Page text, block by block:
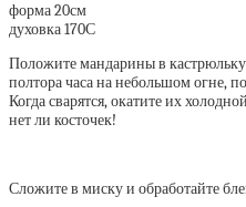
форма 20см
духовка 170С
Положите мандарины в
полтора часа на небольшом огне,
Когда сварятся, окатите их
нет ли косточек!
Сложите в миску и обработайте